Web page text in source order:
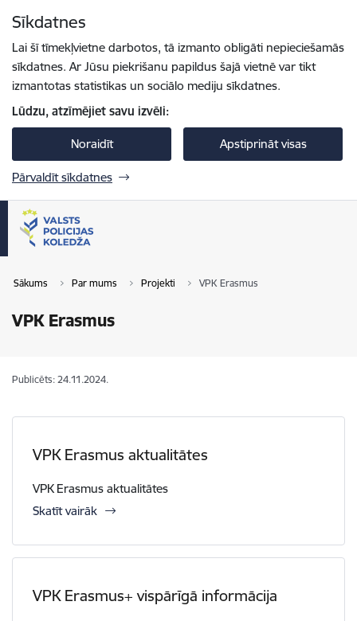
Sīkdatnes
Lai šī tīmekļvietne darbotos, tā izmanto obligāti nepieciešamās
sīkdatnes. Ar Jūsu piekrišanu papildus šajā vietnē var tikt
izmantotas statistikas un sociālo mediju sīkdatnes.
Lūdzu, atzīmējiet savu izvēli:
Noraidīt Apstiprināt visas
Pārvaldīt sīkdatnes
Sākums Par mums Projekti VPK Erasmus
VPK Erasmus
Publicēts: 24.11.2024.
VPK Erasmus aktualitātes
VPK Erasmus aktualitātes
Skatīt vairāk
VPK Erasmus+ vispārīgā informācija